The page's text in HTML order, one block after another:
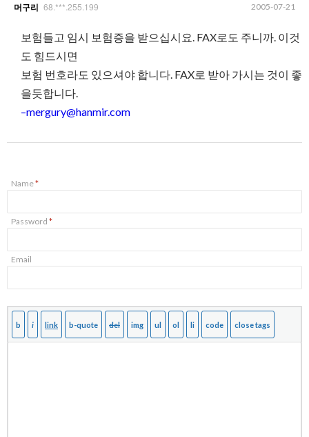
머구리 68.***.255.199 2005-07-21
보험들고 임시 보험증을 받으십시요. FAX로도 주니까. 이것
도 힘드시면
보험 번호라도 있으셔야 합니다. FAX로 받아 가시는 것이 좋
을듯합니다.
–mergury@hanmir.com
Name*
Password *
Email